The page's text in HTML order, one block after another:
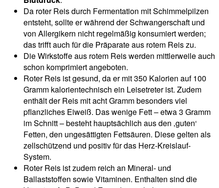
Da roter Reis durch Fermentation mit Schimmelpilzen
entsteht, sollte er während der Schwangerschaft und
von Allergikern nicht regelmäßig konsumiert werden;
das trifft auch für die Präparate aus rotem Reis zu.
Die Wirkstoffe aus rotem Reis werden mittlerweile auch
schon komprimiert angeboten.
Roter Reis ist gesund, da er mit 350 Kalorien auf 100
Gramm kalorientechnisch ein Leisetreter ist. Zudem
enthält der Reis mit acht Gramm besonders viel
pflanzliches Eiweiß. Das wenige Fett – etwa 3 Gramm
im Schnitt – besteht hauptsächlich aus den ‚guten‘
Fetten, den ungesättigten Fettsäuren. Diese gelten als
zellschützend und positiv für das Herz-Kreislauf-
System.
Roter Reis ist zudem reich an Mineral- und
Ballaststoffen sowie Vitaminen. Enthalten sind die